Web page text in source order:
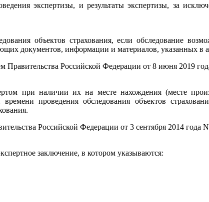
экспертизы, и результаты экспертизы, за
объектов страхования, если обследование
документов, информации и материалов, указанных в
Правительства Российской Федерации от 8 июня 2019
при наличии их на месте нахождения (месте
проведения обследования объектов
Российской Федерации от 3 сентября 2014 года
заключение, в котором указываются: